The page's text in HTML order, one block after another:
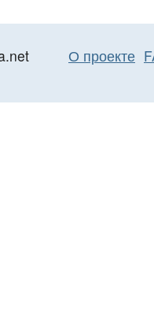
О проекте